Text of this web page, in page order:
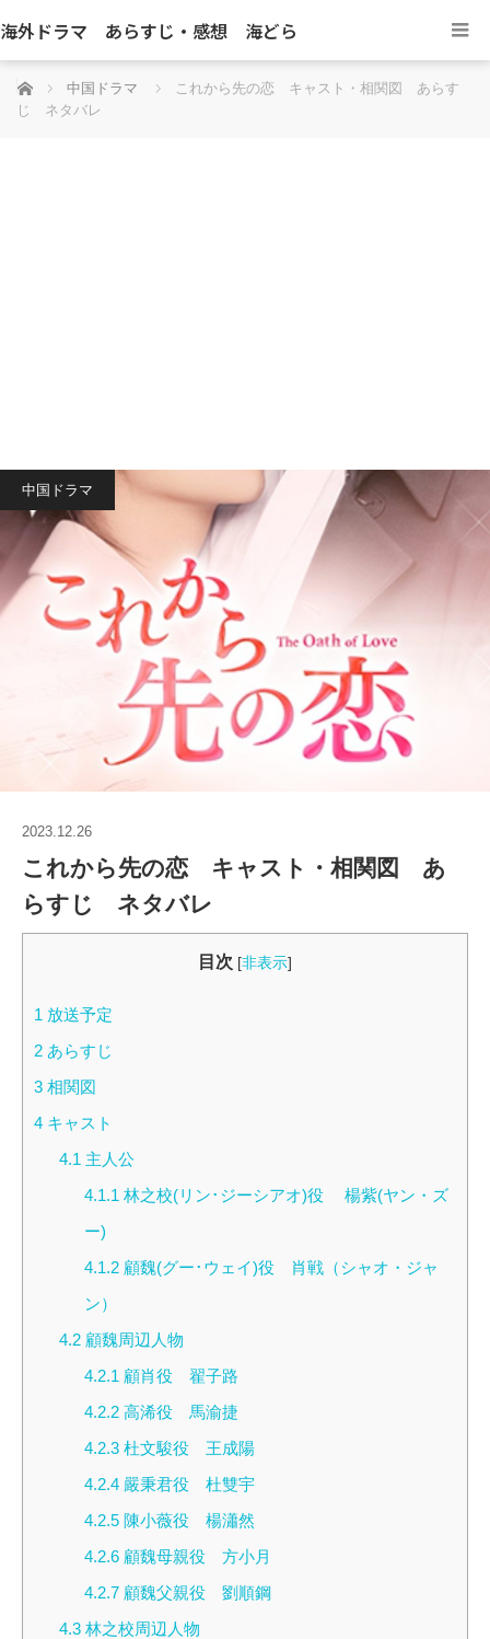
海外ドラマ あらすじ・感想 海どら
ホーム 中国ドラマ
これから先の恋 キャスト・相関図 あらす
じ ネタバレ
中国ドラマ
2023.12.26
これから先の恋 キャスト・相関図 あ
らすじ ネタバレ
目次 [非表示]
1 放送予定
2 あらすじ
3 相関図
4 キャスト
4.1 主人公
4.1.1 林之校(リン･ジーシアオ)役 楊紫(ヤン・ズ
ー)
4.1.2顧魏(グー･ウェイ)役 肖戦（シャオ・ジャ
ン）
4.2顧魏周辺人物
4.2.1 顧肖役 翟子路
4.2.2高浠役 馬渝捷
4.2.3杜文駿役 王成陽
4.2.4嚴秉君役 杜雙宇
4.2.5陳小薇役 楊瀟然
4.2.6顧魏母親役 方小月
4.2.7顧魏父親役 劉順鋼
4.3林之校周辺人物